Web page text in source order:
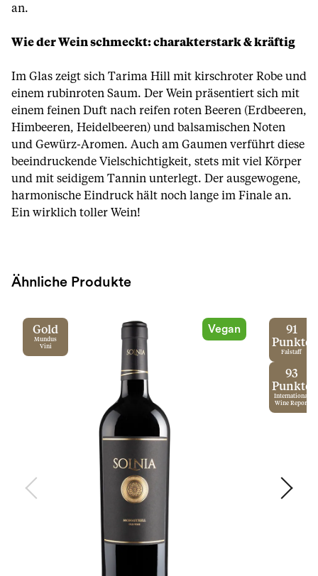
an.
Wie der Wein schmeckt: charakterstark & kräftig
Im Glas zeigt sich Tarima Hill mit kirschroter Robe und
einem rubinroten Saum. Der Wein präsentiert sich mit
einem feinen Duft nach reifen roten Beeren (Erdbeeren,
Himbeeren, Heidelbeeren) und balsamischen Noten
und Gewürz-Aromen. Auch am Gaumen verführt diese
beeindruckende Vielschichtigkeit, stets mit viel Körper
und mit seidigem Tannin unterlegt. Der ausgewogene,
harmonische Eindruck hält noch lange im Finale an.
Ein wirklich toller Wein!
Ähnliche Produkte
Gold
Mundus
Vini
Vegan
91
Punkte
Falstaff
93
Punkte
International
Wine Report